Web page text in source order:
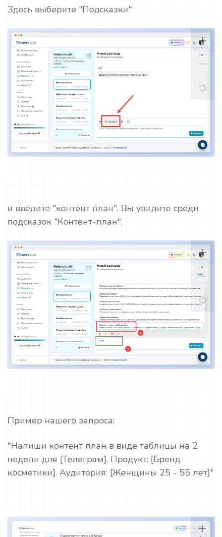
Здесь выберите "Подсказки"
и введите "контент план". Вы увидите среди
подсказок "Контент-план".
Пример нашего запроса:
"Напиши контент план в виде таблицы на 2
недели для [Телеграм]. Продукт: [Бренд
косметики]. Аудитория: [Женщины 25 - 55 лет]"